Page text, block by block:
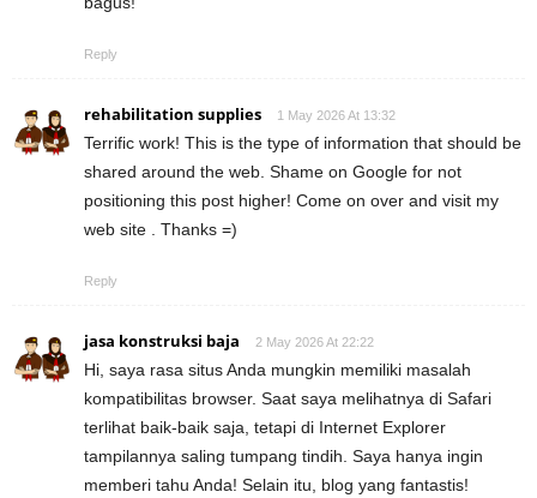
Reply
rehabilitation supplies 1 May 2026 At 13:32
Terrific work! This is the type of information that should be
shared around the web. Shame on Google for not
positioning this post higher! Come on over and visit my
web site . Thanks =)
Reply
jasa konstruksi baja 2 May 2026 At 22:22
Hi, saya rasa situs Anda mungkin memiliki masalah
kompatibilitas browser. Saat saya melihatnya di Safari
terlihat baik-baik saja, tetapi di Internet Explorer
tampilannya saling tumpang tindih. Saya hanya ingin
memberi tahu Anda! Selain itu, blog yang fantastis!